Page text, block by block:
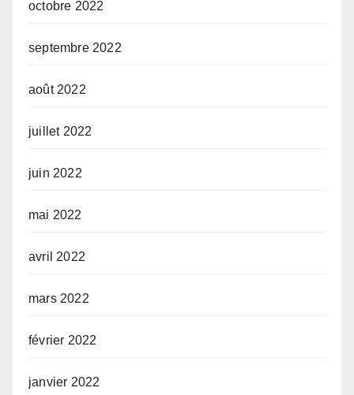
octobre 2022
septembre 2022
août 2022
juillet 2022
juin 2022
mai 2022
avril 2022
mars 2022
février 2022
janvier 2022